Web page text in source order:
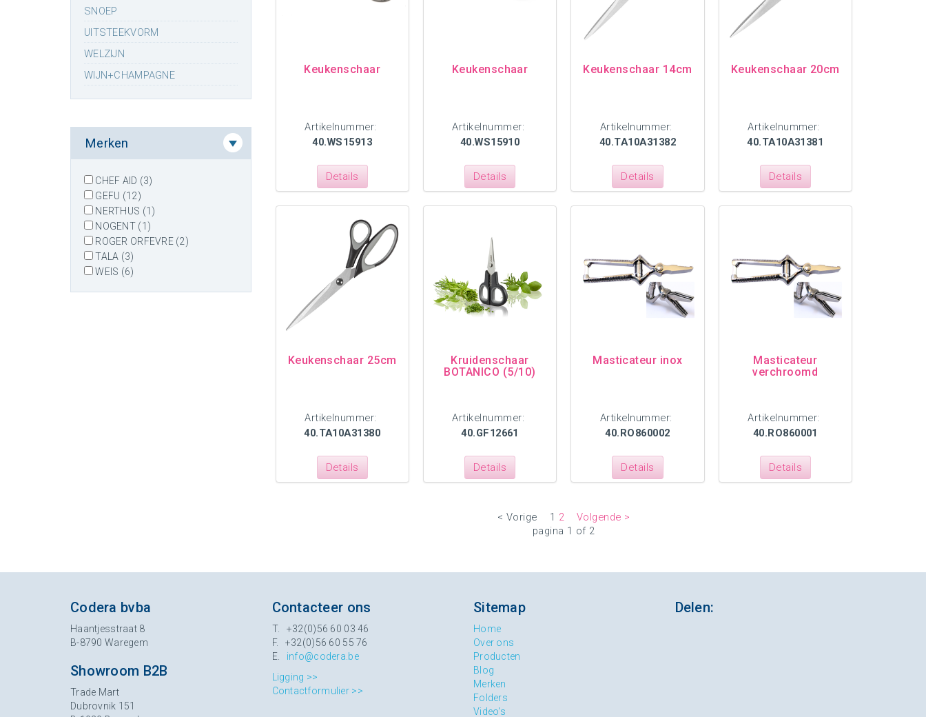
SNOEP
UITSTEEKVORM
WELZIJN
WIJN+CHAMPAGNE
Merken
CHEF AID (3)
GEFU (12)
NERTHUS (1)
NOGENT (1)
ROGER ORFEVRE (2)
TALA (3)
WEIS (6)
Keukenschaar
Artikelnummer:
40.WS15913
Details
Keukenschaar
Artikelnummer:
40.WS15910
Details
Keukenschaar 14cm
Artikelnummer:
40.TA10A31382
Details
Keukenschaar 20cm
Artikelnummer:
40.TA10A31381
Details
Keukenschaar 25cm
Artikelnummer:
40.TA10A31380
Details
Kruidenschaar
BOTANICO (5/10)
Artikelnummer:
40.GF12661
Details
Masticateur inox
Artikelnummer:
40.RO860002
Details
Masticateur
verchroomd
Artikelnummer:
40.RO860001
Details
< Vorige 1 2
Volgende >
pagina 1 of 2
Codera bvba
Haantjesstraat 8
B-8790 Waregem
Showroom B2B
Trade Mart
Dubrovnik 151
Contacteer ons
T. +32(0)56 60 03 46
F. +32(0)56 60 55 76
E. info@codera.be
Ligging >>
Contactformulier >>
Sitemap
Home
Over ons
Producten
Blog
Merken
Folders
Video's
Delen: